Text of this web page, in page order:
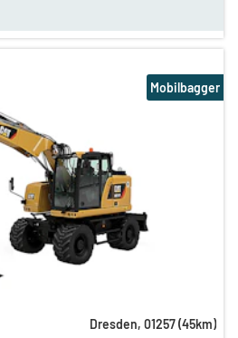
Mobilbagger
Dresden, 01257(45km)